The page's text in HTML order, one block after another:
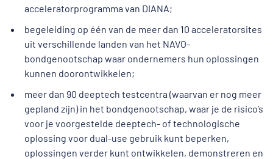
acceleratorprogramma van DIANA;
begeleiding op één van de meer dan 10 acceleratorsites
uit verschillende landen van het NAVO-
bondgenootschap waar ondernemers hun oplossingen
kunnen doorontwikkelen;
meer dan 90 deeptech testcentra (waarvan er nog meer
gepland zijn) in het bondgenootschap, waar je de risico’s
voor je voorgestelde deeptech- of technologische
oplossing voor dual-use gebruik kunt beperken,
oplossingen verder kunt ontwikkelen, demonstreren en